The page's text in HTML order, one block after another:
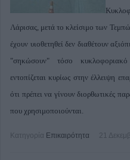
Λάρισας, μετά το κλείσιμο των
έχουν υιοθετηθεί δεν διαθέτουν
"σηκώσουν" τόσο
εντοπίζεται κυρίως στην έλλειψη
ότι πρέπει να γίνουν διορθωτικές
που χρησιμοποιούνται.
Κατηγορία Επικαιρότητα 21